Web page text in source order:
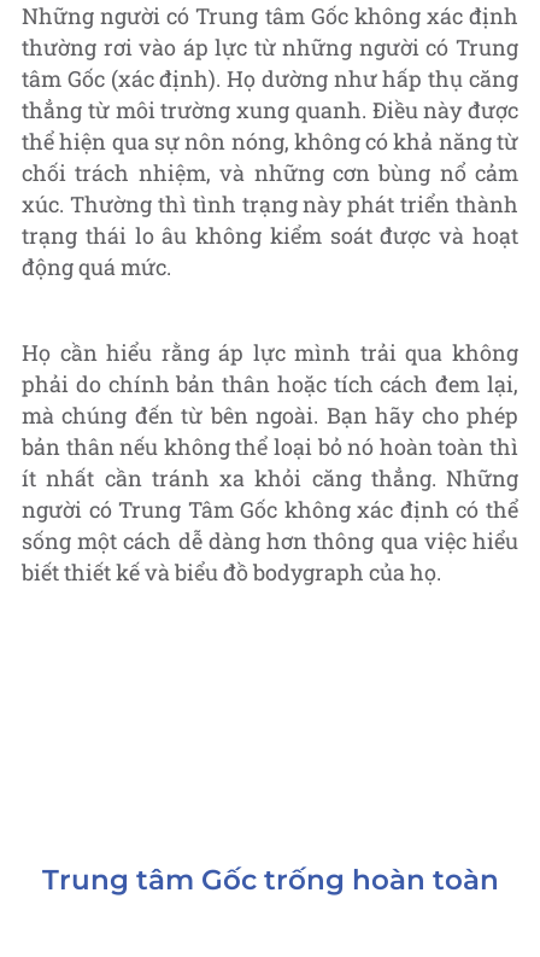
Những người có Trung tâm Gốc không xác định
thường rơi vào áp lực từ những người có Trung
tâm Gốc (xác định). Họ dường như hấp thụ căng
thẳng từ môi trường xung quanh. Điều này được
thể hiện qua sự nôn nóng, không có khả năng từ
chối trách nhiệm, và những cơn bùng nổ cảm
xúc. Thường thì tình trạng này phát triển thành
trạng thái lo âu không kiểm soát được và hoạt
động quá mức.
Họ cần hiểu rằng áp lực mình trải qua không
phải do chính bản thân hoặc tích cách đem lại,
mà chúng đến từ bên ngoài. Bạn hãy cho phép
bản thân nếu không thể loại bỏ nó hoàn toàn thì
ít nhất cần tránh xa khỏi căng thẳng. Những
người có Trung Tâm Gốc không xác định có thể
sống một cách dễ dàng hơn thông qua việc hiểu
biết thiết kế và biểu đồ bodygraph của họ.
Trung tâm Gốc trống hoàn toàn